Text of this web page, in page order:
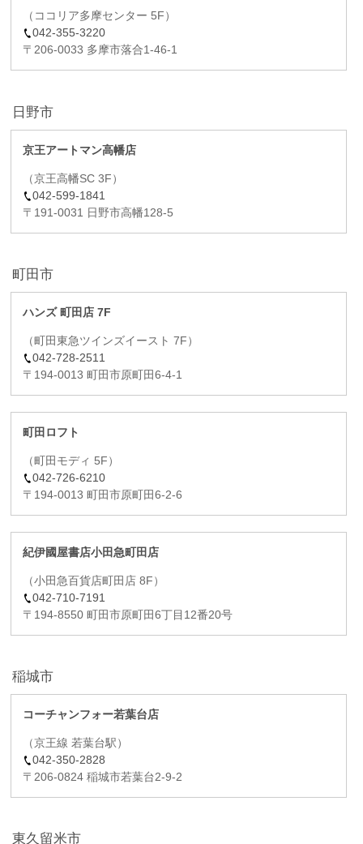
（ココリア多摩センター 5F）
042-355-3220
〒206-0033 多摩市落合1-46-1
日野市
京王アートマン高幡店
（京王高幡SC 3F）
042-599-1841
〒191-0031 日野市高幡128-5
町田市
ハンズ 町田店 7F
（町田東急ツインズイースト 7F）
042-728-2511
〒194-0013 町田市原町田6-4-1
町田ロフト
（町田モディ 5F）
042-726-6210
〒194-0013 町田市原町田6-2-6
紀伊國屋書店小田急町田店
（小田急百貨店町田店 8F）
042-710-7191
〒194-8550 町田市原町田6丁目12番20号
稲城市
コーチャンフォー若葉台店
（京王線 若葉台駅）
042-350-2828
〒206-0824 稲城市若葉台2-9-2
東久留米市